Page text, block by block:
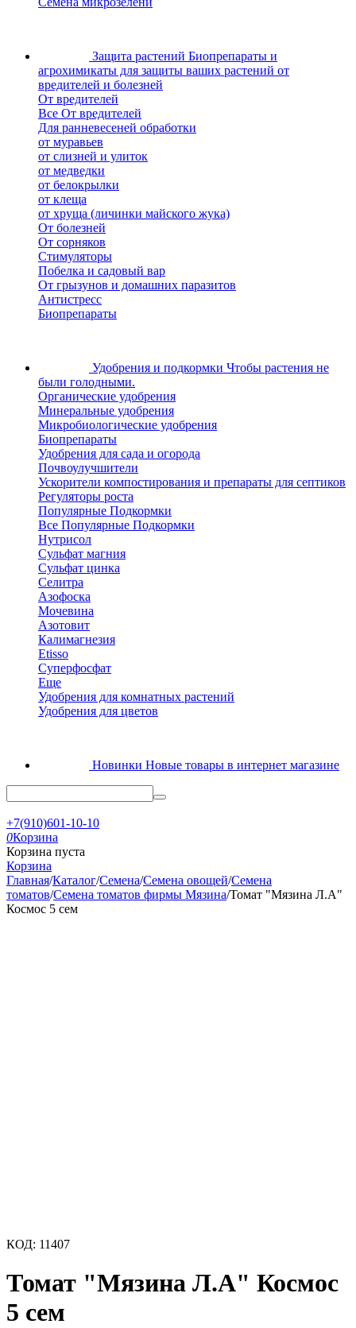
Защита растений Биопрепараты и
агрохимикаты для защиты ваших растений от
вредителей и болезней
От вредителей
Все От вредителей
Для ранневесеней обработки
от муравьев
от слизней и улиток
от медведки
от белокрылки
от клеща
от хруща (личинки майского жука)
От болезней
От сорняков
Стимуляторы
Побелка и садовый вар
От грызунов и домашних паразитов
Антистресс
Биопрепараты
Удобрения и подкормки Чтобы растения не
были голодными.
Органические удобрения
Минеральные удобрения
Микробиологические удобрения
Биопрепараты
Удобрения для сада и огорода
Почвоулучшители
Ускорители компостирования и препараты для септиков
Регуляторы роста
Популярные Подкормки
Все Популярные Подкормки
Нутрисол
Сульфат магния
Сульфат цинка
Селитра
Азофоска
Мочевина
Азотовит
Калимагнезия
Etisso
Суперфосфат
Еще
Удобрения для комнатных растений
Удобрения для цветов
Новинки Новые товары в интернет магазине
+7(910)601-10-10
0Корзина
Корзина пуста
Корзина
Главная/Каталог/Семена/Семена овощей/Семена
томатов/Семена томатов фирмы Мязина/Томат "Мязина Л.А"
Космос 5 сем
КОД: 11407
Томат "Мязина Л.А" Космос
5 сем